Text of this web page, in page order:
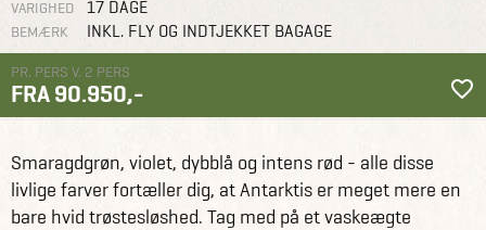
VARIGHED 17 DAGE
BEMÆRK INKL. FLY OG INDTJEKKET BAGAGE
PR. PERS V. 2 PERS
FRA 90.950,-
Smaragdgrøn, violet, dybblå og intens rød - alle disse
livlige farver fortæller dig, at Antarktis er meget mere en
bare hvid trøstesløshed. Tag med på et vaskeægte